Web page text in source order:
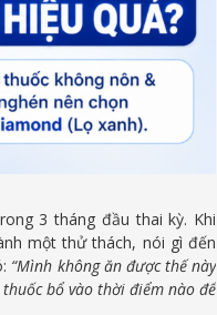
3 tháng đầu thai kỳ. Khi
một thử thách, nói gì đến
“Mình không ăn được thế này
bổ vào thời điểm nào để